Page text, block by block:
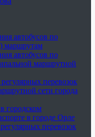
автобусов по
маршрутам
автобусов по
маршрутной
перевозок
сети города
городском
в городе Орле
перевозок